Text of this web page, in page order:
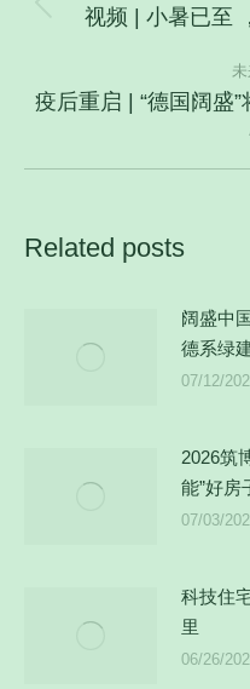
视频 | 小暑已至
疫后重启 | “德国阔盛
Related posts
阔盛中
德系绿
07/12/
2026筑
能”好房
07/03/
科技住
里
06/26/